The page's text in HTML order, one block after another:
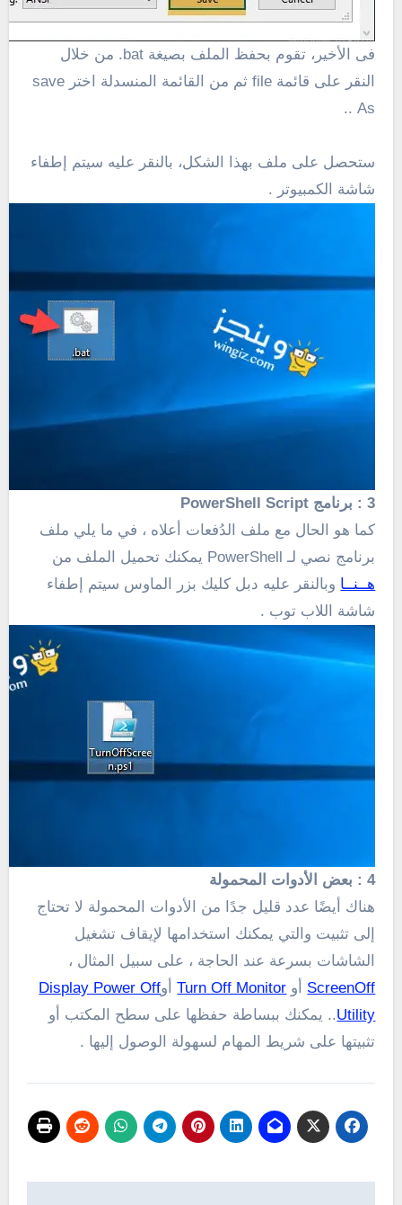
فى الأخير، تقوم بحفظ الملف بصيغة bat.
من خلال
النقر على قائمة file ثم من القائمة المنسدلة اختر save
As ..
ستحصل على ملف بهذا الشكل، بالنقر عليه سيتم إطفاء
شاشة الكمبيوتر .
3 :
برنامج PowerShell Script
كما هو الحال مع ملف الدُفعات أعلاه ، في ما يلي ملف
برنامج نصي لـ PowerShell يمكنك تحميل الملف من
هــنــا وبالنقر عليه دبل كليك بزر الماوس سيتم إطفاء
شاشة اللاب توب .
4 :
بعض الأدوات المحمولة
هناك أيضًا عدد قليل جدًا من الأدوات المحمولة لا تحتاج
إلى تثبيت والتي يمكنك استخدامها لإيقاف تشغيل
الشاشات بسرعة عند الحاجة ، على سبيل المثال ،
ScreenOff أو Turn Off MonitorأوDisplay Power Off
Utility
.. يمكنك ببساطة حفظها على سطح المكتب أو
تثبيتها على شريط المهام لسهولة الوصول إليها .